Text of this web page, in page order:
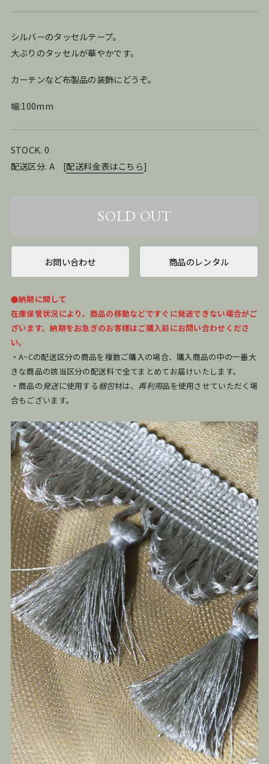
シルバーのタッセルテープ。
大ぶりのタッセルが華やかです。
カーテンなど布製品の装飾にどうぞ。
幅:100mm
STOCK. 0
配送区分. A [配送料金表はこちら]
お問い合わせ 商品のレンタル
●納期に関して
在庫保管状況により、商品の移動などですぐに発送できない場合がご
ざいます。納期をお急ぎのお客様はご購入前にお問い合わせくださ
い。
・A~Cの配送区分の商品を複数ご購入の場合、購入商品の中の一番大
きな商品の該当区分の配送料で全てまとめてお届けいたします。
・商品の発送に使用する梱包材は、 再利用品を使用させていただく場
合もございます。